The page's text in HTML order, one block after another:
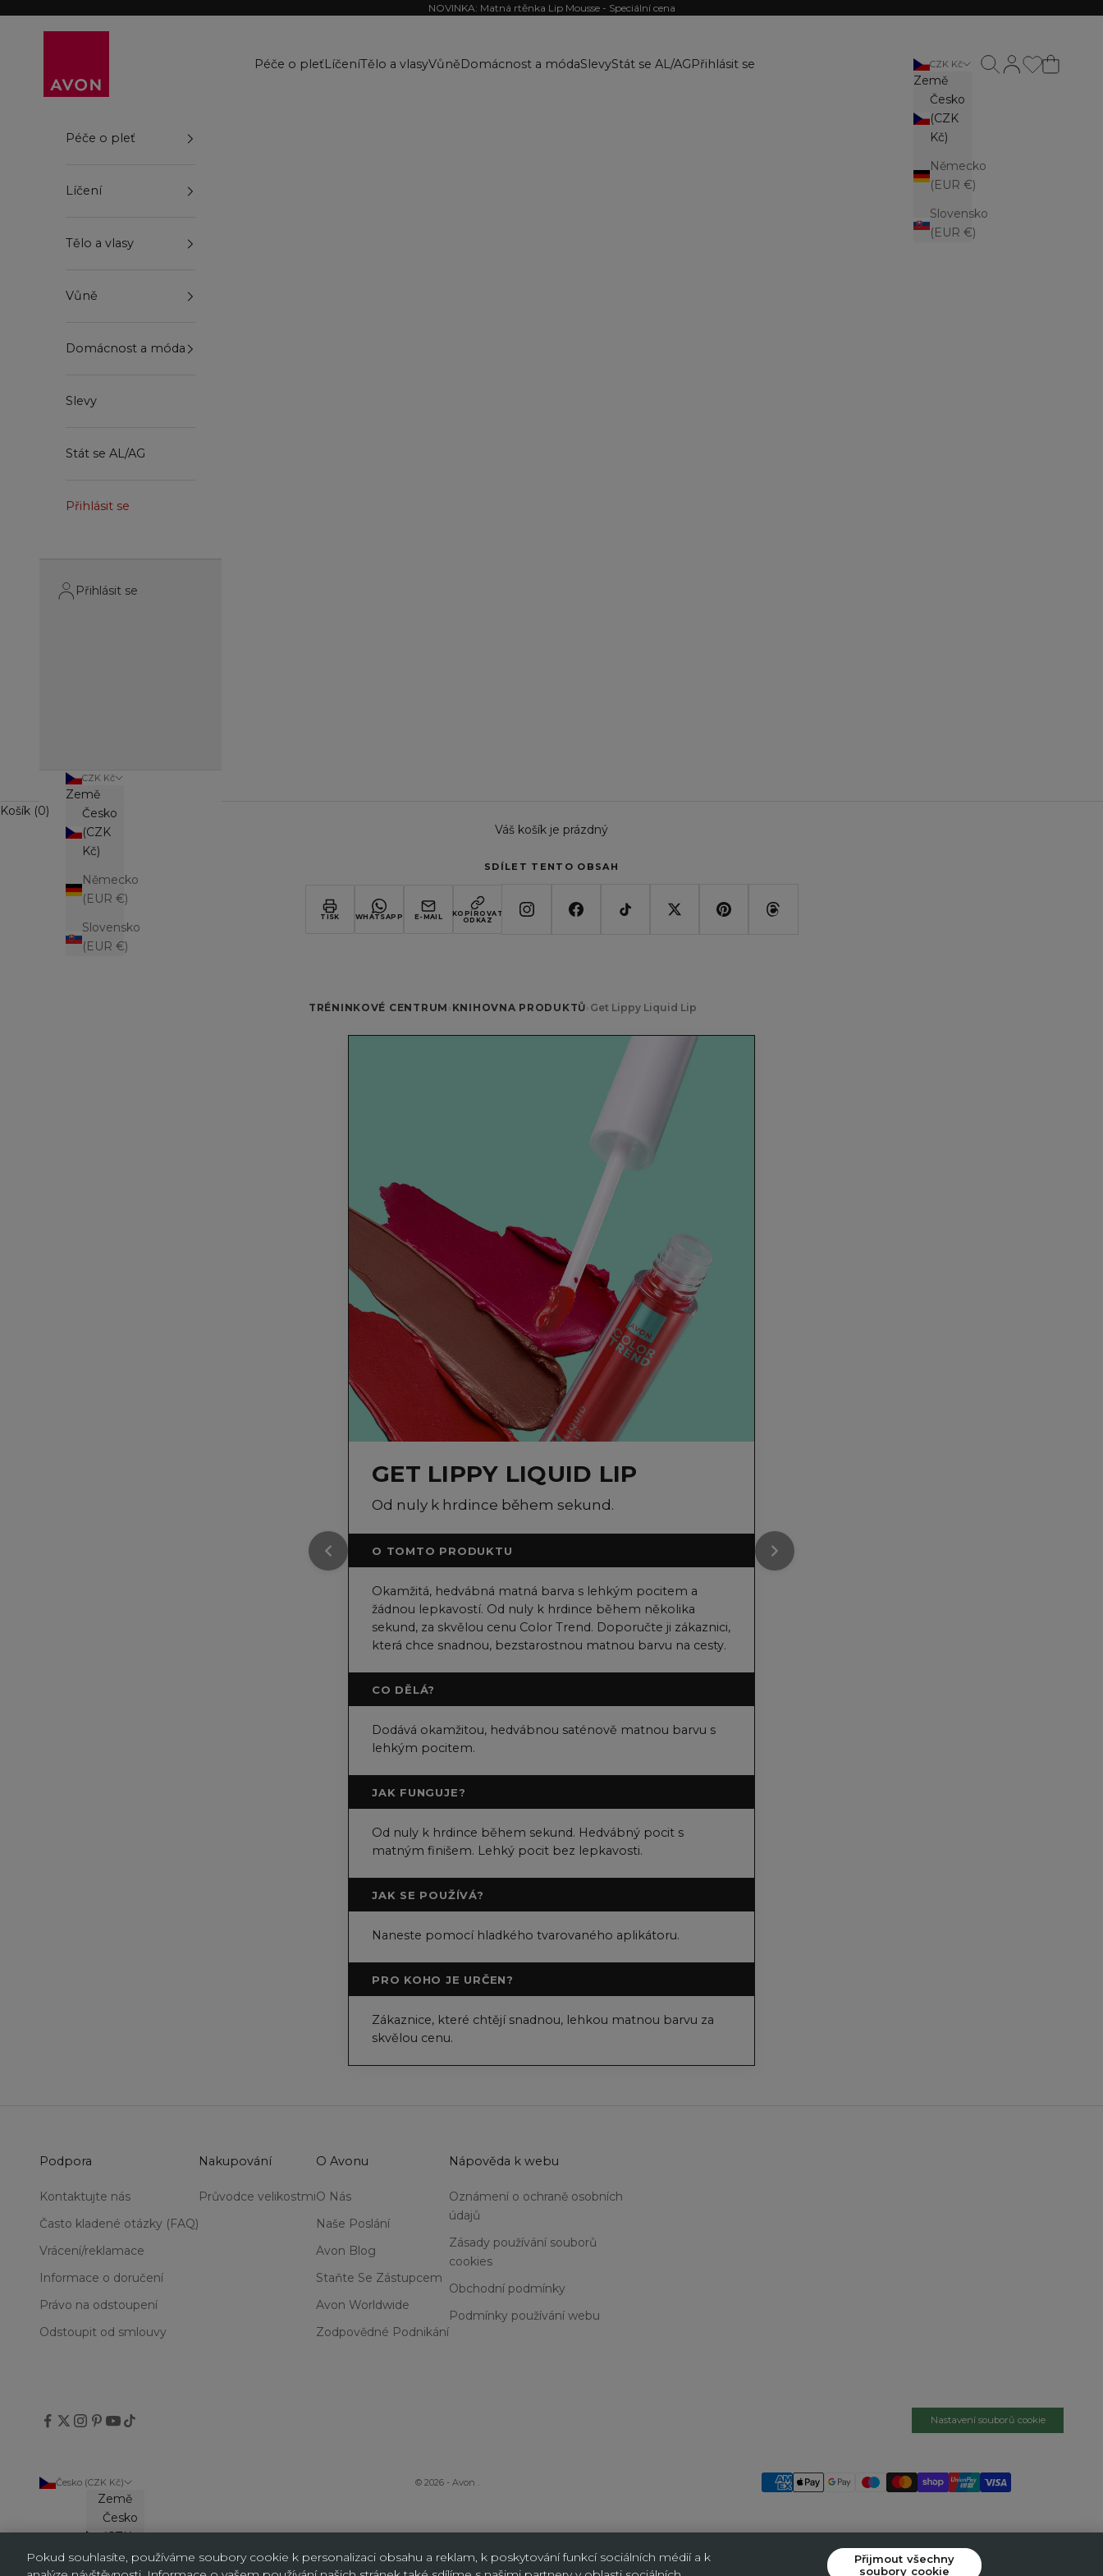
NOVINKA: Matná rtěnka Lip Mousse - Speciální cena
Péče o pleťLíčeníTělo a vlasyVůněDomácnost a módaSlevyStát se AL/AGPřihlásit se CZK Kč
Země
Česko
(CZK
Kč)
Německo
(EUR €)
Slovensko
(EUR €)
Otevřít stránku
Otevřít vyhledávání
Péče o pleť
Líčení
Tělo a vlasy
Vůně
Domácnost a móda
Slevy
Stát se AL/AG
Přihlásit se
Přihlásit se
CZK Kč
Země
Česko
(CZK
Kč)
Německo
(EUR €)
Slovensko
(EUR €)
Košík (0)
Váš košík je prázdný
SDÍLET TENTO OBSAH
TISK WHATSAPP E-MAIL
KOPÍROVAT
ODKAZ
TRÉNINKOVÉ CENTRUM › KNIHOVNA PRODUKTŮ› Get Lippy Liquid Lip
GET LIPPY LIQUID LIP
Od nuly k hrdince během sekund.
O TOMTO PRODUKTU
Okamžitá, hedvábná matná barva s lehkým pocitem a
žádnou lepkavostí. Od nuly k hrdince během několika
sekund, za skvělou cenu Color Trend. Doporučte ji zákaznici,
která chce snadnou, bezstarostnou matnou barvu na cesty.
CO DĚLÁ?
Dodává okamžitou, hedvábnou saténově matnou barvu s
lehkým pocitem.
JAK FUNGUJE?
Od nuly k hrdince během sekund. Hedvábný pocit s
matným finišem. Lehký pocit bez lepkavosti.
JAK SE POUŽÍVÁ?
Naneste pomocí hladkého tvarovaného aplikátoru.
PRO KOHO JE URČEN?
Zákaznice, které chtějí snadnou, lehkou matnou barvu za
skvělou cenu.
Podpora
Kontaktujte nás
Často kladené otázky (FAQ)
Vrácení/reklamace
Informace o doručení
Právo na odstoupení
Odstoupit od smlouvy
Nakupování
Průvodce velikostmi
O Avonu
O Nás
Naše Poslání
Avon Blog
Staňte Se Zástupcem
Avon Worldwide
Zodpovědné Podnikání
Nápověda k webu
Oznámení o ochraně osobních
údajů
Zásady používání souborů
cookies
Obchodní podmínky
Podmínky používání webu
Nastavení souborů cookie
Česko (CZK Kč)
Země
Česko
(CZK
Kč)
© 2026 - Avon .
Pokud souhlasíte, používáme soubory cookie k personalizaci obsahu a reklam, k poskytování funkcí sociálních médií a k
Přijmout všechny
soubory cookie